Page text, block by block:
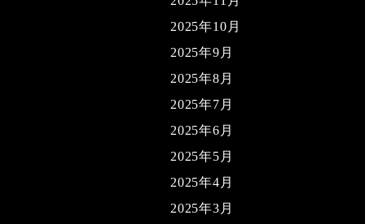
2025年10月
2025年9月
2025年8月
2025年7月
2025年6月
2025年5月
2025年4月
2025年3月